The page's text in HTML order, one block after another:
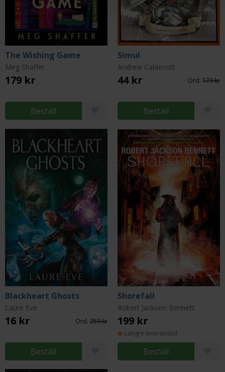
The Wishing Game
Meg Shaffer
179 kr
Beställ
Simul
Andrew Caldecott
44 kr Ord. 179 kr
Beställ
Blackheart Ghosts
Laure Eve
16 kr Ord. 259 kr
Beställ
Shorefall
Robert Jackson Bennett
199 kr
Längre leveranstid
Beställ